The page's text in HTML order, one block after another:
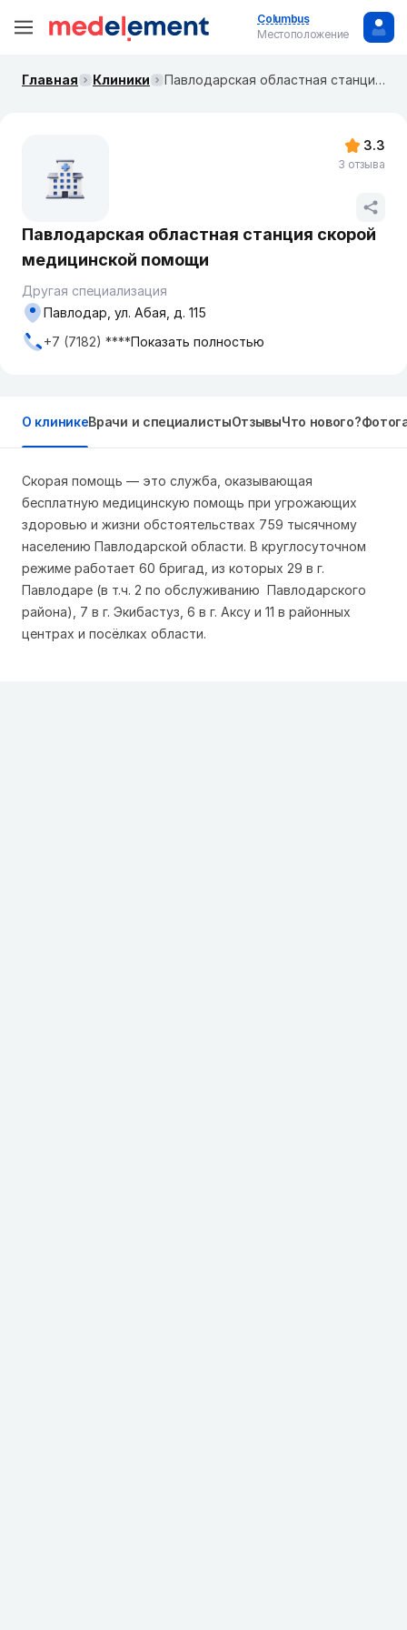
Columbus
Местоположение
Главная Клиники Павлодарская областная станция скорой медицинской помощи
Павлодарская областная станция скорой
медицинской помощи
Другая специализация
Павлодар, ул. Абая, д. 115
+7 (7182) ****Показать полностью
3.3
3 отзыва
О клиникеВрачи и специалистыОтзывыЧто нового?
Скорая помощь — это служба, оказывающая
бесплатную медицинскую помощь при угрожающих
здоровью и жизни обстоятельствах 759 тысячному
населению Павлодарской области. В круглосуточном
режиме работает 60 бригад, из которых 29 в г.
Павлодаре (в т.ч. 2 по обслуживанию Павлодарского
района), 7 в г. Экибастуз, 6 в г. Аксу и 11 в районных
центрах и посёлках области.